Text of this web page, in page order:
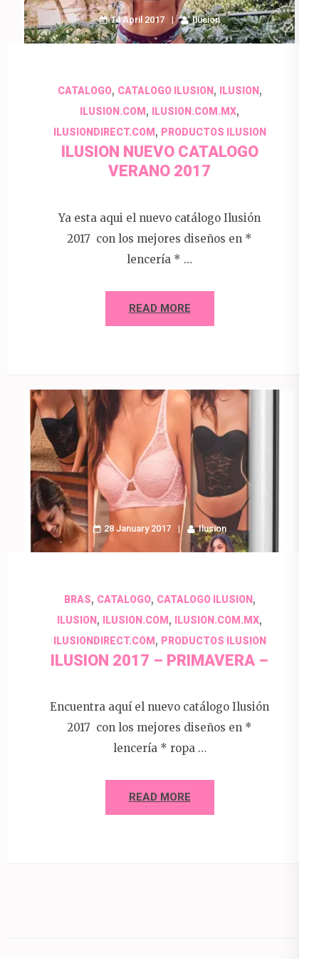
14 April 2017 Ilusion
CATALOGO, CATALOGO ILUSION, ILUSION,
ILUSION.COM , ILUSION.COM.MX,
ILUSIONDIRECT.COM , PRODUCTOS ILUSION
ILUSION NUEVO CATALOGO
VERANO 2017
Ya esta aqui el nuevo catálogo Ilusión
2017 con los mejores diseños en *
lencería * …
READ MORE
28 January 2017 Ilusion
BRAS, CATALOGO, CATALOGO ILUSION,
ILUSION, ILUSION.COM, ILUSION.COM.MX,
ILUSIONDIRECT.COM, PRODUCTOS ILUSION
ILUSION 2017 – PRIMAVERA –
Encuentra aquí el nuevo catálogo Ilusión
2017 con los mejores diseños en *
lencería * ropa …
READ MORE